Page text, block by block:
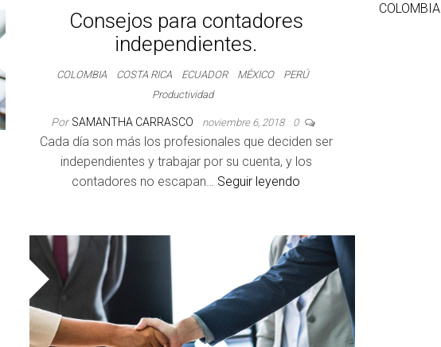
Consejos para contadores
independientes.
COLOMBIA COSTA RICA ECUADOR MÉXICO
PERÚ
Productividad
Por SAMANTHA CARRASCO noviembre 6, 2018 0
Cada día son más los profesionales que deciden ser
independientes y trabajar por su cuenta, y los
contadores no escapan… Seguir leyendo
COLOMBIA